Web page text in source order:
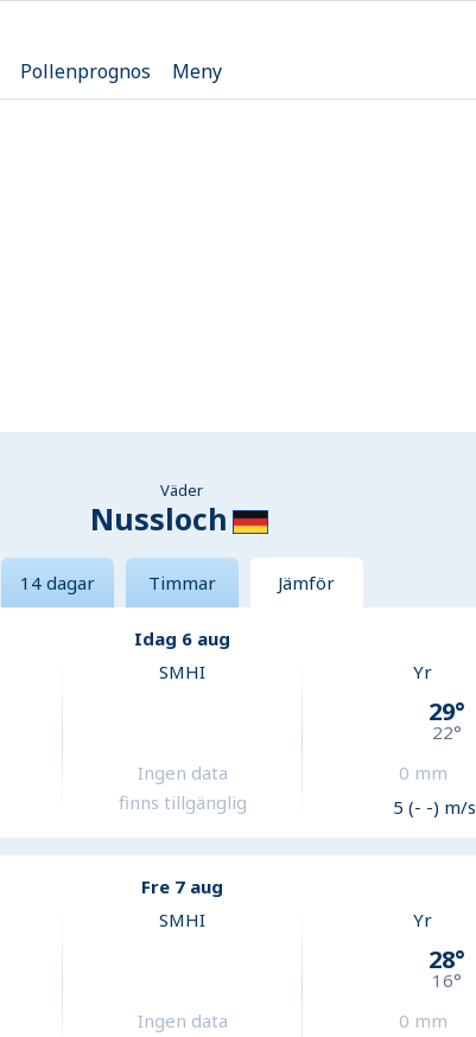
Pollenprognos Meny
Väder
Nussloch
14 dagar Timmar Jämför
Idag 6 aug
SMHI
Ingen data
finns tillgänglig
Yr
29°
22°
0 mm
5 (- -) m/s
Fre 7 aug
SMHI
Ingen data
Yr
28°
16°
0 mm